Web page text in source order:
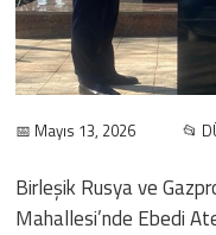
📅 Mayıs 13, 2026 📂
Birleşik Rusya ve
Mahallesi’nde Ebedi